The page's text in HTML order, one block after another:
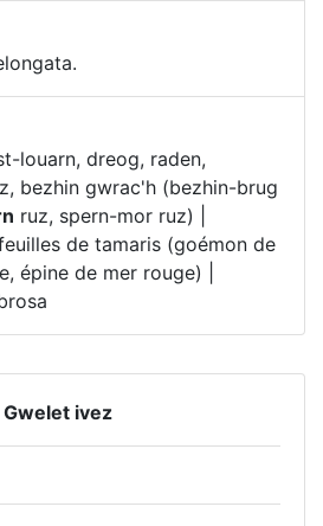
louarn, dreog, raden,
bezhin gwrac'h (bezhin-brug
ruz, spern-mor ruz) |
de tamaris (goémon de
épine de mer rouge) |
Gwelet ivez